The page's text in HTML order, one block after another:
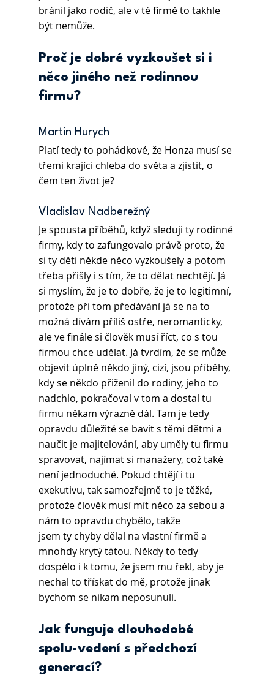
bránil jako rodič, ale v té firmě to takhle
být nemůže.
Proč je dobré vyzkoušet si i
něco jiného než rodinnou
firmu?
Martin Hurych
Platí tedy to pohádkové, že Honza musí se
třemi krajíci chleba do světa a zjistit, o
čem ten život je?
Vladislav Nadberežný
Je spousta příběhů, když sleduji ty rodinné
firmy, kdy to zafungovalo právě proto, že
si ty děti někde něco vyzkoušely a potom
třeba přišly i s tím, že to dělat nechtějí. Já
si myslím, že je to dobře, že je to legitimní,
protože při tom předávání já se na to
možná dívám příliš ostře, neromanticky,
ale ve finále si člověk musí říct, co s tou
firmou chce udělat. Já tvrdím, že se může
objevit úplně někdo jiný, cizí, jsou příběhy,
kdy se někdo přiženil do rodiny, jeho to
nadchlo, pokračoval v tom a dostal tu
firmu někam výrazně dál. Tam je tedy
opravdu důležité se bavit s těmi dětmi a
naučit je majitelování, aby uměly tu firmu
spravovat, najímat si manažery, což také
není jednoduché. Pokud chtějí i tu
exekutivu, tak samozřejmě to je těžké,
protože člověk musí mít něco za sebou a
nám to opravdu chybělo, takže
jsem ty chyby dělal na vlastní firmě a
mnohdy krytý tátou. Někdy to tedy
dospělo i k tomu, že jsem mu řekl, aby je
nechal to třískat do mě, protože jinak
bychom se nikam neposunuli.
Jak funguje dlouhodobé
spolu-vedení s předchozí
generací?